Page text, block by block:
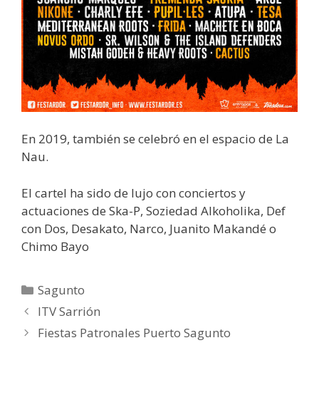
En 2019, también se celebró en el espacio de La
Nau.
El cartel ha sido de lujo con conciertos y
actuaciones de Ska-P, Soziedad Alkoholika, Def
con Dos, Desakato, Narco, Juanito Makandé o
Chimo Bayo
Categorías
Sagunto
ITV Sarrión
Fiestas Patronales Puerto Sagunto